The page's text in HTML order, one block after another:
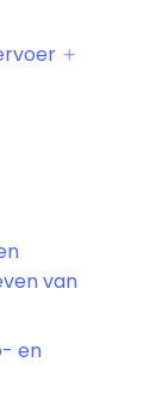
van
en